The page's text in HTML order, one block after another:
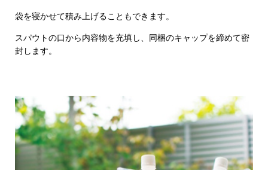
袋を寝かせて積み上げることもできます。
スパウトの口から内容物を充填し、同梱のキャップを締めて密
封します。